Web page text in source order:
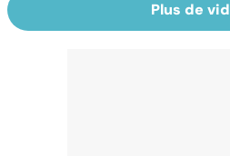
Plus de